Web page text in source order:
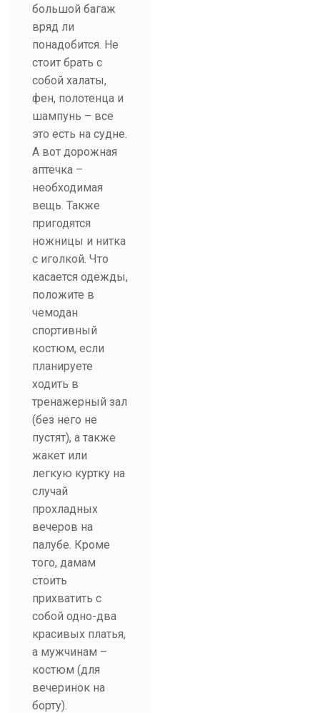
большой багаж
вряд ли
понадобится. Не
стоит брать с
собой халаты,
фен, полотенца и
шампунь – все
это есть на судне.
А вот дорожная
аптечка –
необходимая
вещь. Также
пригодятся
ножницы и нитка
с иголкой. Что
касается одежды,
положите в
чемодан
спортивный
костюм, если
планируете
ходить в
тренажерный зал
(без него не
пустят), а также
жакет или
легкую куртку на
случай
прохладных
вечеров на
палубе. Кроме
того, дамам
стоить
прихватить с
собой одно-два
красивых платья,
а мужчинам –
костюм (для
вечеринок на
борту).